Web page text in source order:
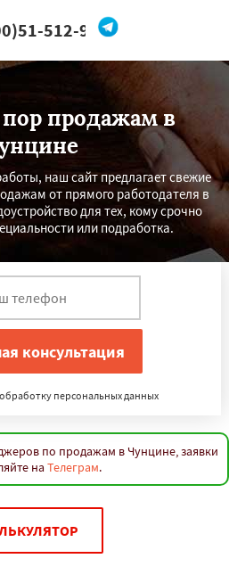
512-96
мне
продажам в
наш сайт предлагает свежие
от прямого работодателя в
для тех, кому срочно
или подработка.
персональных данных
по продажам в Чунцине, заявки
на Телеграм.